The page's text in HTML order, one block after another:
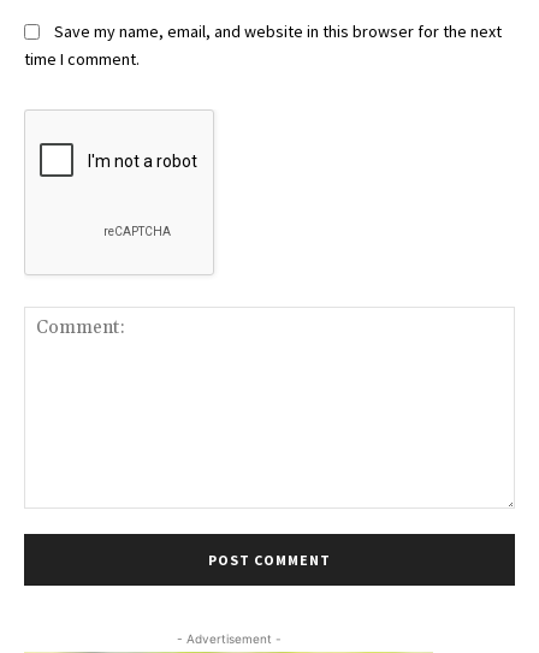
Save my name, email, and website in this browser for the next
time I comment.
- Advertisement -